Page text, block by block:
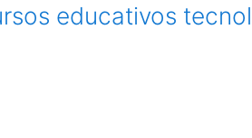
educativos